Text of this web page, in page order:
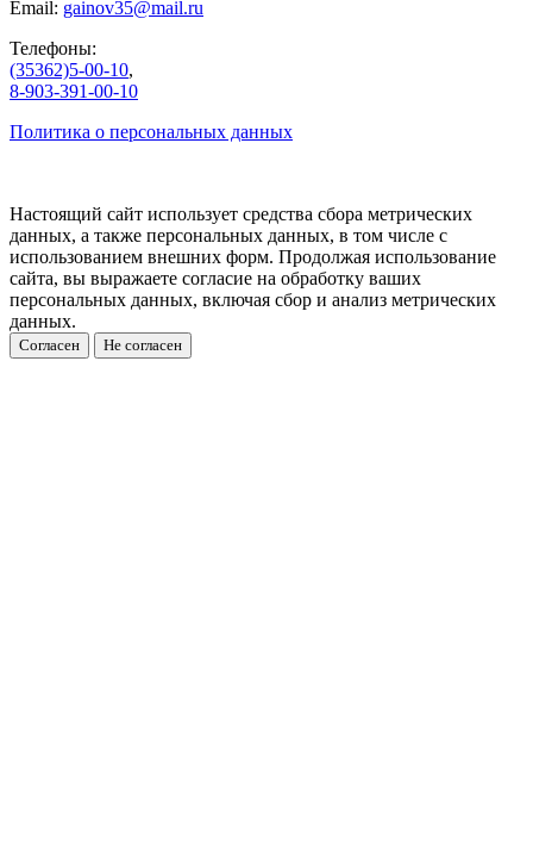
Email: gainov35@mail.ru
Телефоны:
(35362)5-00-10,
8-903-391-00-10
Политика о персональных данных
Настоящий сайт использует средства сбора метрических
данных, а также персональных данных, в том числе с
использованием внешних форм. Продолжая использование
сайта, вы выражаете согласие на обработку ваших
персональных данных, включая сбор и анализ метрических
данных.
Согласен Не согласен